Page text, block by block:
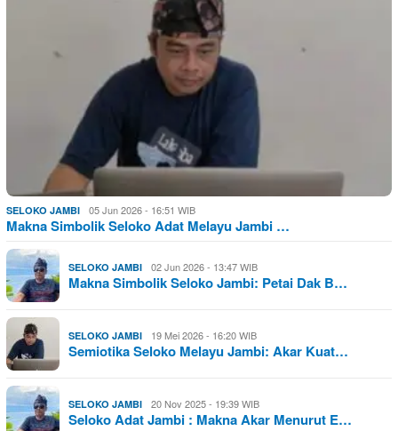
SELOKO JAMBI 05 Jun 2026 - 16:51 WIB
Makna Simbolik Seloko Adat Melayu Jambi …
SELOKO JAMBI 02 Jun 2026 - 13:47 WIB
Makna Simbolik Seloko Jambi: Petai Dak B…
SELOKO JAMBI 19 Mei 2026 - 16:20 WIB
Semiotika Seloko Melayu Jambi: Akar Kuat…
SELOKO JAMBI 20 Nov 2025 - 19:39 WIB
Seloko Adat Jambi : Makna Akar Menurut E…